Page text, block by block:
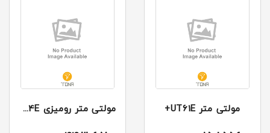
مولتی متر UT61E+ مولتی متر رومیزی UT8804E